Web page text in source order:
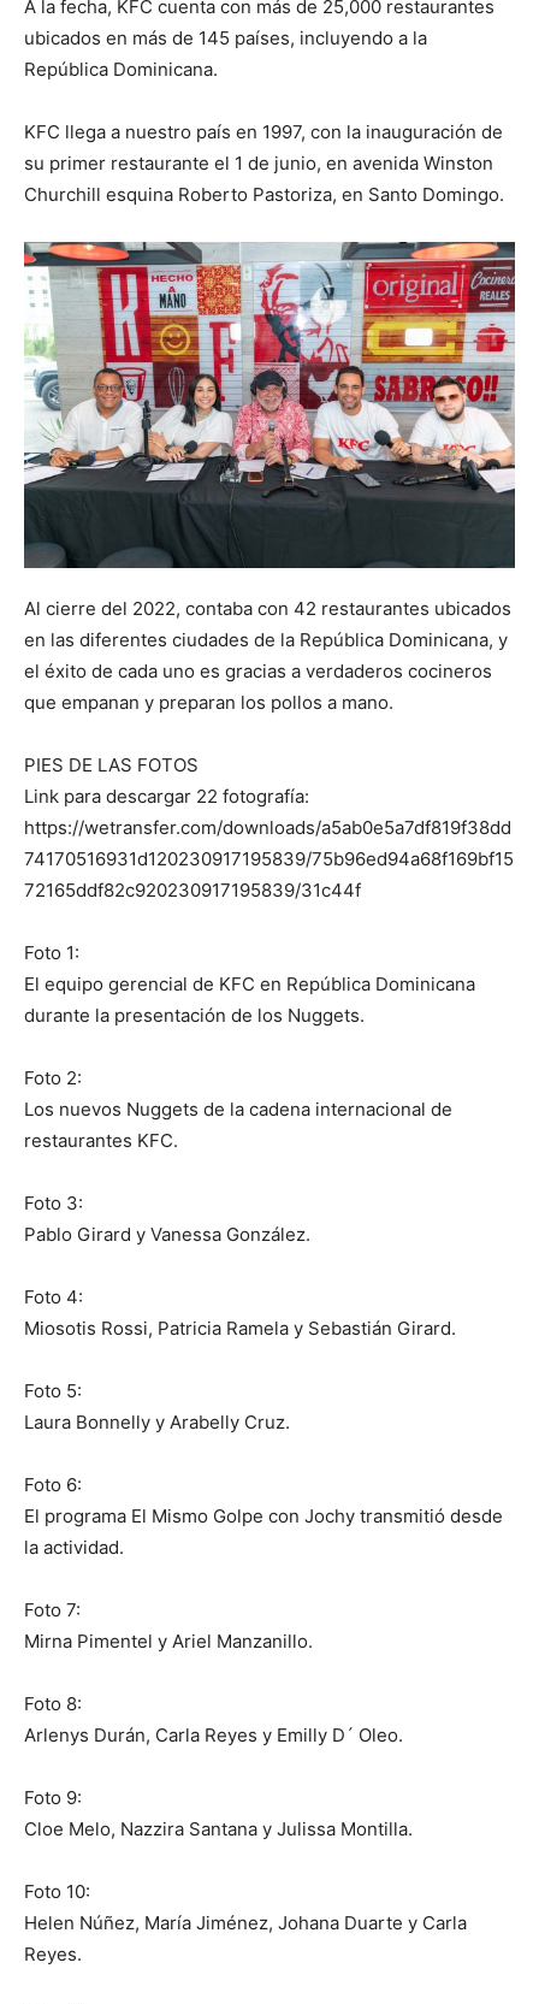
A la fecha, KFC cuenta con más de 25,000 restaurantes
ubicados en más de 145 países, incluyendo a la
República Dominicana.
KFC llega a nuestro país en 1997, con la inauguración de
su primer restaurante el 1 de junio, en avenida Winston
Churchill esquina Roberto Pastoriza, en Santo Domingo.
Al cierre del 2022, contaba con 42 restaurantes ubicados
en las diferentes ciudades de la República Dominicana, y
el éxito de cada uno es gracias a verdaderos cocineros
que empanan y preparan los pollos a mano.
PIES DE LAS FOTOS
Link para descargar 22 fotografía:
https://wetransfer.com/downloads/a5ab0e5a7df819f38dd
74170516931d120230917195839/75b96ed94a68f169bf15
72165ddf82c920230917195839/31c44f
Foto 1:
El equipo gerencial de KFC en República Dominicana
durante la presentación de los Nuggets.
Foto 2:
Los nuevos Nuggets de la cadena internacional de
restaurantes KFC.
Foto 3:
Pablo Girard y Vanessa González.
Foto 4:
Miosotis Rossi, Patricia Ramela y Sebastián Girard.
Foto 5:
Laura Bonnelly y Arabelly Cruz.
Foto 6:
El programa El Mismo Golpe con Jochy transmitió desde
la actividad.
Foto 7:
Mirna Pimentel y Ariel Manzanillo.
Foto 8:
Arlenys Durán, Carla Reyes y Emilly D´ Oleo.
Foto 9:
Cloe Melo, Nazzira Santana y Julissa Montilla.
Foto 10:
Helen Núñez, María Jiménez, Johana Duarte y Carla
Reyes.